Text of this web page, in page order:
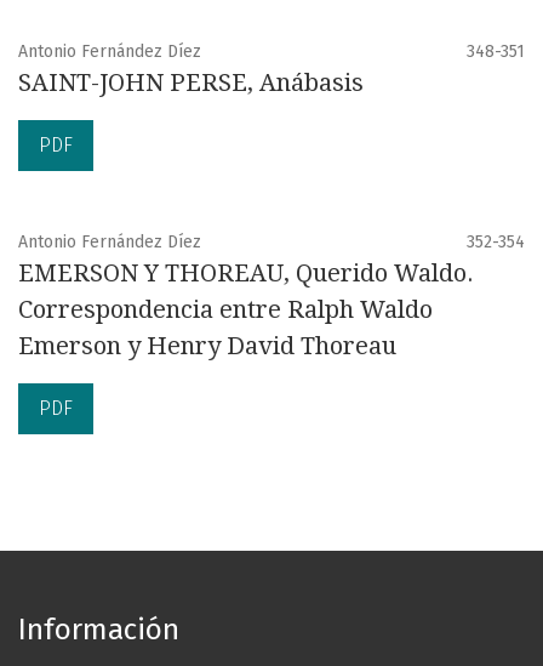
Antonio Fernández Díez 348-351
SAINT-JOHN PERSE, Anábasis
PDF
Antonio Fernández Díez 352-354
EMERSON Y THOREAU, Querido Waldo.
Correspondencia entre Ralph Waldo
Emerson y Henry David Thoreau
PDF
Información